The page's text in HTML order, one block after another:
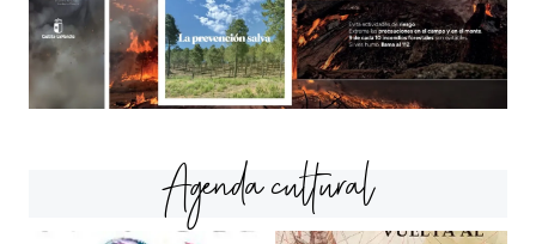
Agenda cultural